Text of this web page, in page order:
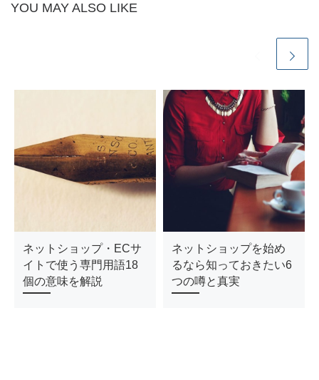
YOU MAY ALSO LIKE
ネットショップ・ECサ
イトで使う専門用語18
個の意味を解説
ネットショップを始め
るなら知っておきたい6
つの噂と真実